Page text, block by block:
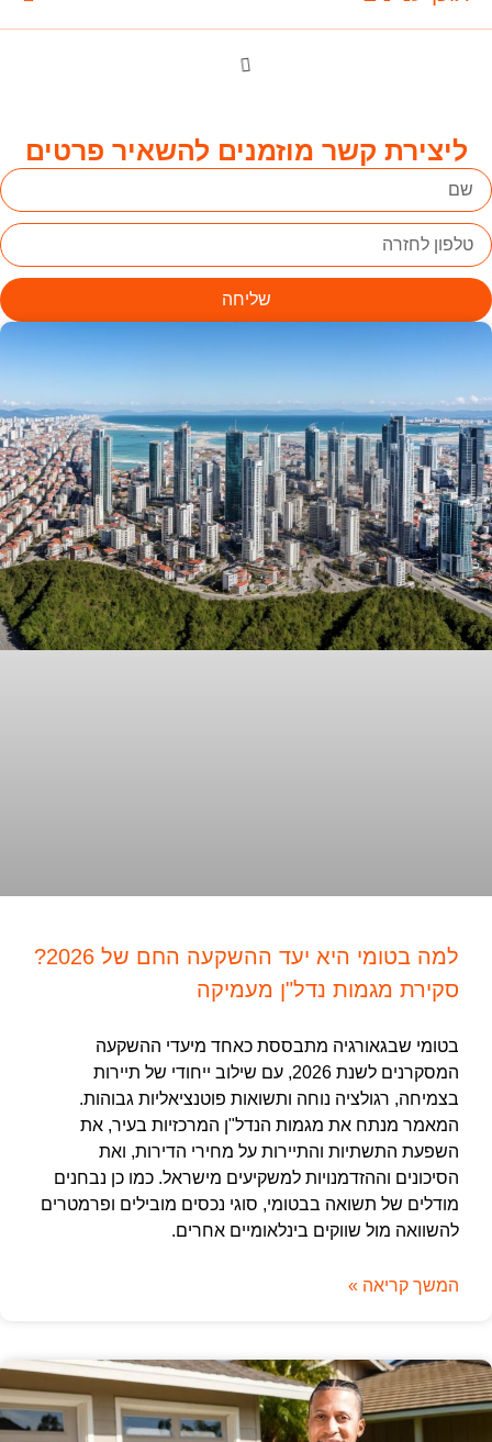
ליצירת קשר מוזמנים להשאיר פרטים
שליחה
למה בטומי היא יעד ההשקעה החם של 2026?
סקירת מגמות נדל"ן מעמיקה
בטומי שבגאורגיה מתבססת כאחד מיעדי ההשקעה
המסקרנים לשנת 2026, עם שילוב ייחודי של תיירות
בצמיחה, רגולציה נוחה ותשואות פוטנציאליות גבוהות.
המאמר מנתח את מגמות הנדל"ן המרכזיות בעיר, את
השפעת התשתיות והתיירות על מחירי הדירות, ואת
הסיכונים וההזדמנויות למשקיעים מישראל. כמו כן נבחנים
מודלים של תשואה בבטומי, סוגי נכסים מובילים ופרמטרים
להשוואה מול שווקים בינלאומיים אחרים.
המשך קריאה »